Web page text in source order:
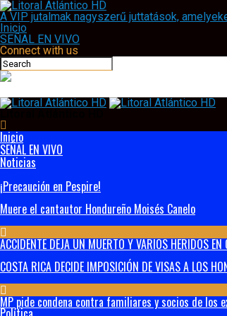
A VIP jutalmak nagyszerű juttatások,
Inicio
SEÑAL EN VIVO
Connect with us
Inicio
SEÑAL EN VIVO
Noticias
¡Precaución en Pespire!
Muere el cantautor Hondureño Moisés Canelo
ACCIDENTE DEJA UN MUERTO Y VARIOS HERIDOS EN
COSTA RICA DECIDE IMPOSICIÓN DE VISAS A LOS
MP pide condena contra familiares y socios de los